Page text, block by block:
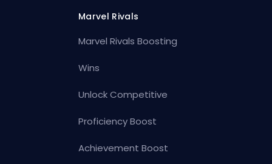
Marvel Rivals
Marvel Rivals Boosting
Wins
Unlock Competitive
Proficiency Boost
Achievement Boost